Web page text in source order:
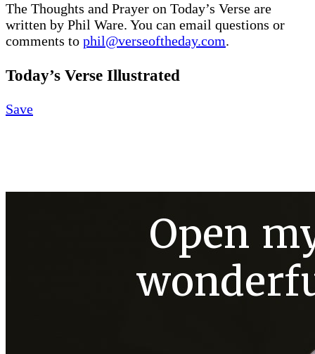
The Thoughts and Prayer on Today’s Verse are
written by Phil Ware. You can email questions or
comments to phil@verseoftheday.com.
Today’s Verse Illustrated
Save